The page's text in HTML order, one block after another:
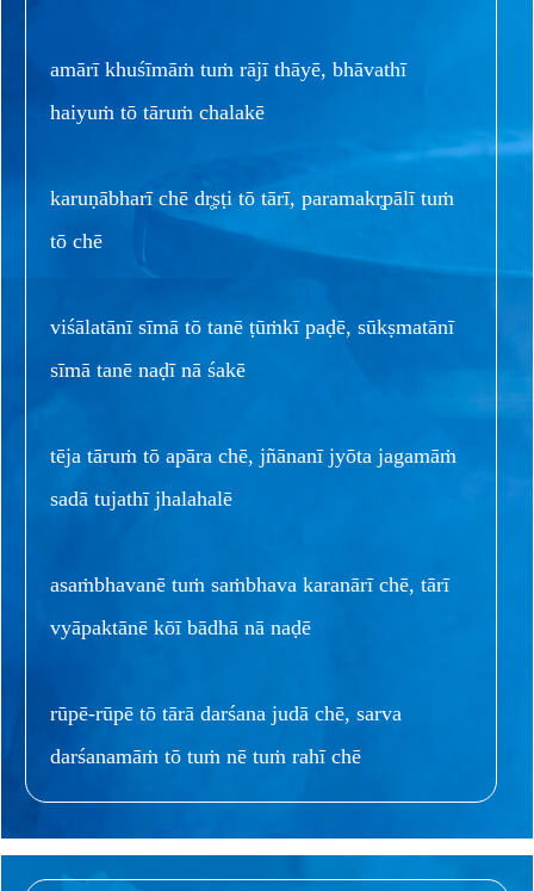
amārī khuśīmāṁ tuṁ rājī thāyē, bhāvathī
haiyuṁ tō tāruṁ chalakē
karuṇābharī chē dr̥ṣṭi tō tārī, paramakr̥pālī tuṁ
tō chē
viśālatānī sīmā tō tanē ṭūṁkī paḍē, sūkṣmatānī
sīmā tanē naḍī nā śakē
tēja tāruṁ tō apāra chē, jñānanī jyōta jagamāṁ
sadā tujathī jhalahalē
asaṁbhavanē tuṁ saṁbhava karanārī chē, tārī
vyāpaktānē kōī bādhā nā naḍē
rūpē-rūpē tō tārā darśana judā chē, sarva
darśanamāṁ tō tuṁ nē tuṁ rahī chē